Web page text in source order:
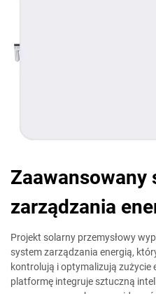
Zaawansowany
zarządzania
Projekt solarny przemysłowy
system zarządzania energią,
kontrolują i optymalizują zużycie
platformę integruje sztuczną